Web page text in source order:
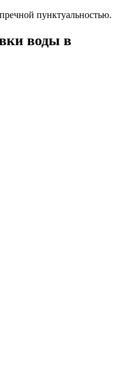
пунктуальностью.
воды в